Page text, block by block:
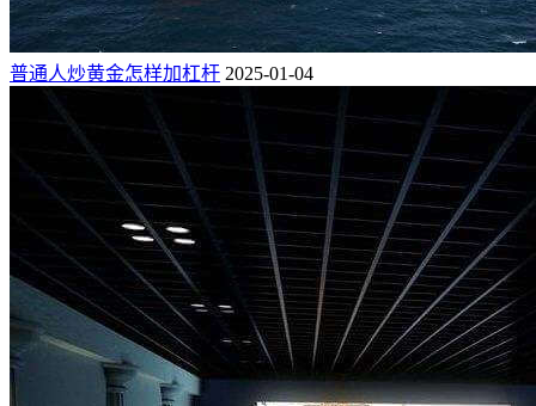
普通人炒黄金怎样加杠杆 2025-01-04